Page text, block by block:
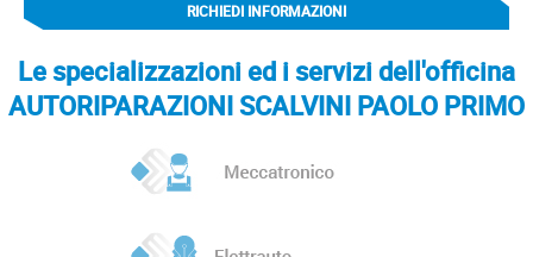
RICHIEDI INFORMAZIONI
Le specializzazioni ed i servizi dell'officina
AUTORIPARAZIONI SCALVINI PAOLO PRIMO